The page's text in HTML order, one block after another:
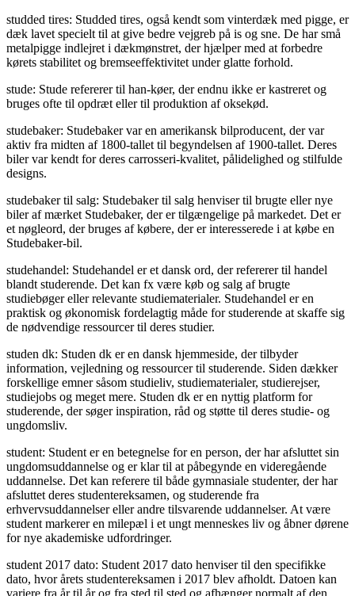
studded tires: Studded tires, også kendt som vinterdæk med pigge, er
dæk lavet specielt til at give bedre vejgreb på is og sne. De har små
metalpigge indlejret i dækmønstret, der hjælper med at forbedre
kørets stabilitet og bremseeffektivitet under glatte forhold.
stude: Stude refererer til han-køer, der endnu ikke er kastreret og
bruges ofte til opdræt eller til produktion af oksekød.
studebaker: Studebaker var en amerikansk bilproducent, der var
aktiv fra midten af 1800-tallet til begyndelsen af 1900-tallet. Deres
biler var kendt for deres carrosseri-kvalitet, pålidelighed og stilfulde
designs.
studebaker til salg: Studebaker til salg henviser til brugte eller nye
biler af mærket Studebaker, der er tilgængelige på markedet. Det er
et nøgleord, der bruges af købere, der er interesserede i at købe en
Studebaker-bil.
studehandel: Studehandel er et dansk ord, der refererer til handel
blandt studerende. Det kan fx være køb og salg af brugte
studiebøger eller relevante studiematerialer. Studehandel er en
praktisk og økonomisk fordelagtig måde for studerende at skaffe sig
de nødvendige ressourcer til deres studier.
studen dk: Studen dk er en dansk hjemmeside, der tilbyder
information, vejledning og ressourcer til studerende. Siden dækker
forskellige emner såsom studieliv, studiematerialer, studierejser,
studiejobs og meget mere. Studen dk er en nyttig platform for
studerende, der søger inspiration, råd og støtte til deres studie- og
ungdomsliv.
student: Student er en betegnelse for en person, der har afsluttet sin
ungdomsuddannelse og er klar til at påbegynde en videregående
uddannelse. Det kan referere til både gymnasiale studenter, der har
afsluttet deres studentereksamen, og studerende fra
erhvervsuddannelser eller andre tilsvarende uddannelser. At være
student markerer en milepæl i et ungt menneskes liv og åbner dørene
for nye akademiske udfordringer.
student 2017 dato: Student 2017 dato henviser til den specifikke
dato, hvor årets studentereksamen i 2017 blev afholdt. Datoen kan
variere fra år til år og fra sted til sted og afhænger normalt af den